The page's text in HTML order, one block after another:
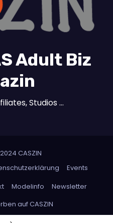
Adult Biz
Studios …
CASZIN
Events
Modelinfo
Newsletter
auf CASZIN